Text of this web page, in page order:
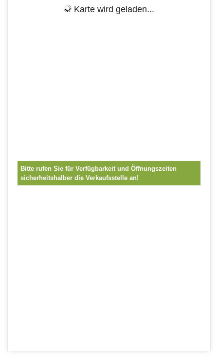
Karte wird geladen...
Bitte rufen Sie für Verfügbarkeit und Öffnungszeiten
sicherheitshalber die Verkaufsstelle an!